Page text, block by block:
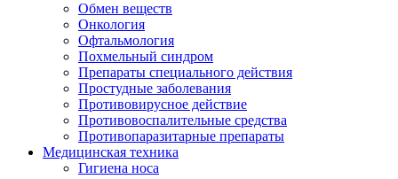
Обмен веществ
Онкология
Офтальмология
Похмельный синдром
Препараты специального действия
Простудные заболевания
Противовирусное действие
Противовоспалительные средства
Противопаразитарные препараты
Медицинская техника
Гигиена носа